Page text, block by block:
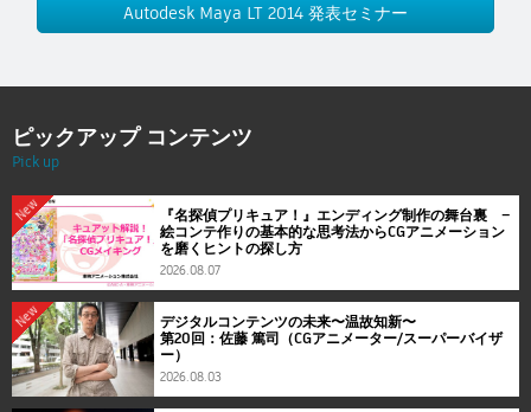
Autodesk Maya LT 2014 発表セミナー
ピックアップ コンテンツ
Pick up
New
『名探偵プリキュア！』エンディング制作の舞台裏 ―
絵コンテ作りの基本的な思考法からCGアニメーション
を磨くヒントの探し方
2026.08.07
New
デジタルコンテンツの未来〜温故知新〜
第20回：佐藤 篤司（CGアニメーター/スーパーバイザ
ー）
2026.08.03